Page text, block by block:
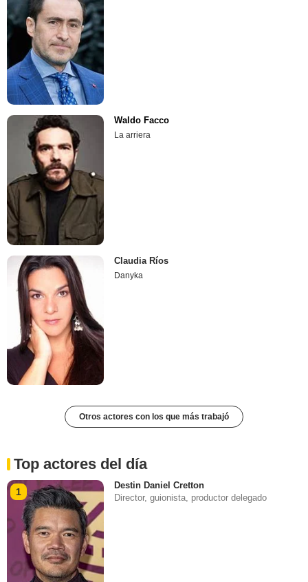
Waldo Facco
La arriera
Claudia Ríos
Danyka
Otros actores con los que más trabajó
Top actores del día
1
Destin Daniel Cretton
Director, guionista, productor delegado